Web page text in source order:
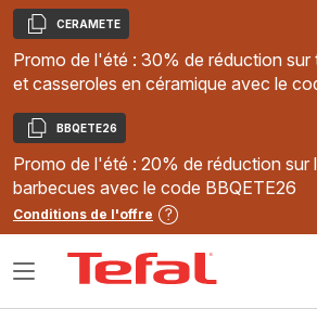
Copier
CERAMETE
Promo de l'été : 30% de réduction sur
et casseroles en céramique avec le
Copier
BBQETE26
Promo de l'été : 20% de réduction sur
barbecues avec le code BBQETE26
Conditions de l'offre
Ouvrir